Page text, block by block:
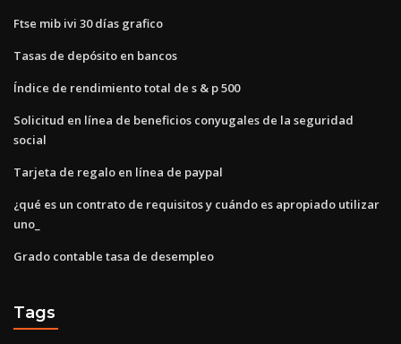
Ftse mib ivi 30 días grafico
Tasas de depósito en bancos
Índice de rendimiento total de s & p 500
Solicitud en línea de beneficios conyugales de la seguridad
social
Tarjeta de regalo en línea de paypal
¿qué es un contrato de requisitos y cuándo es apropiado utilizar
uno_
Grado contable tasa de desempleo
Tags